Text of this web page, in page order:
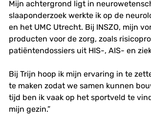
Mijn achtergrond ligt in
slaaponderzoek werkte ik op de
en het UMC Utrecht. Bij INSZO, mijn
producten voor de zorg, zoals
patiëntendossiers uit HIS-, AIS- en
Bij Trijn hoop ik mijn ervaring in te
te maken zodat we samen kunnen
tijd ben ik vaak op het sportveld te
mijn gezin.”